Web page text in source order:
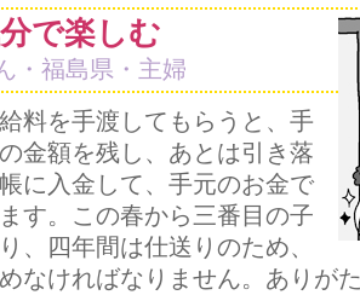
で楽しむ
・福島県・主婦
料を手渡してもらうと、手
金額を残し、あとは引き落
に入金して、手元のお金で
す。この春から三番目の子
、四年間は仕送りのため、
なければなりません。ありが